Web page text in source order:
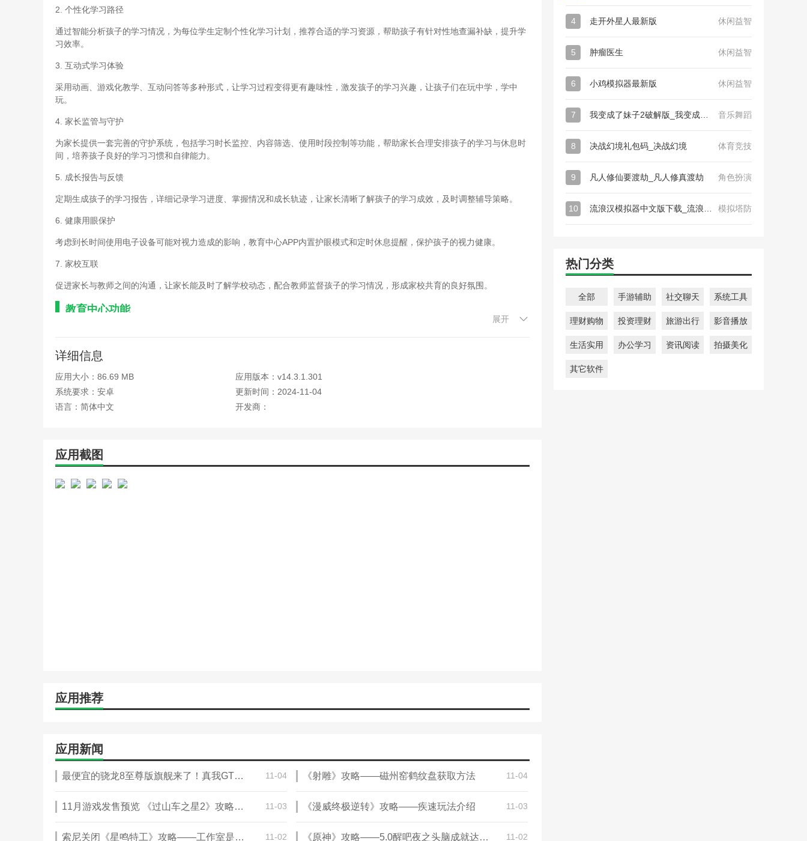
2. 个性化学习路径
通过智能分析孩子的学习情况，为每位学生定制个性化学习计划，推荐合适的学习资源，帮助孩子有针对性地查漏补缺，提升学
习效率。
3. 互动式学习体验
采用动画、游戏化教学、互动问答等多种形式，让学习过程变得更有趣味性，激发孩子的学习兴趣，让孩子们在玩中学，学中
玩。
4. 家长监管与守护
为家长提供一套完善的守护系统，包括学习时长监控、内容筛选、使用时段控制等功能，帮助家长合理安排孩子的学习与休息时
间，培养孩子良好的学习习惯和自律能力。
5. 成长报告与反馈
定期生成孩子的学习报告，详细记录学习进度、掌握情况和成长轨迹，让家长清晰了解孩子的学习成效，及时调整辅导策略。
6. 健康用眼保护
考虑到长时间使用电子设备可能对视力造成的影响，教育中心APP内置护眼模式和定时休息提醒，保护孩子的视力健康。
7. 家校互联
促进家长与教师之间的沟通，让家长能及时了解学校动态，配合教师监督孩子的学习情况，形成家校共育的良好氛围。
教育中心功能
家长只需轻轻一点，即可切换至专为孩子设计的学习桌面或儿童乐园模式，确保孩子接触到的内容均经过筛选，使用环境安全可
• 全面守护设置
细致入微的守护功能，覆盖使用时间限制、应用访问控制及内容筛选，为孩子营造健康的数字环境。
无论身在何处，家长都能通过远程设置和审批功能，灵活调控孩子的学习计划，并即时接收使用报告，全面掌握孩子的学习动
态。
• 多子女独立管理
容，让孩子在游玩中学习，在学习中成长。
• 快乐探索，全面发展
子奠定坚实的成长基石。
应用优势
- 提供多元化的在线学习课程，涵盖各个年龄段和学科范围
- 个性化学习计划，根据用户的学习偏好和水平推荐课程
- 实时在线答疑辅导服务，帮助用户解决学习中的问题
展开
详细信息
应用大小：86.69 MB
应用版本：v14.3.1.301
系统要求：安卓
更新时间：2024-11-04
语言：简体中文
开发商：
应用截图
应用推荐
应用新闻
最便宜的骁龙8至尊版旗舰来了！真我GT7 Pro定价在4000元以内 11-04 《射雕》攻略——磁州窑鹤纹盘获取方法 11-04
11月游戏发售预览 《过山车之星2》攻略——等 11-03 《漫威终极逆转》攻略——疾速玩法介绍 11-03
索尼关闭《星鸣特工》攻略——工作室是为了进一步垄断市场 11-02 《原神》攻略——5.0醒吧夜之头脑成就达成攻略 11-02
4 走开外星人最新版 休闲益智
5 肿瘤医生 休闲益智
6 小鸡模拟器最新版 休闲益智
7 音乐舞蹈
8 决战幻境礼包码_决战幻境 体育竞技
9 凡人修仙要渡劫_凡人修真渡劫 角色扮演
10 模拟塔防
热门分类
全部 手游辅助 社交聊天 系统工具
理财购物 投资理财 旅游出行 影音播放
生活实用 办公学习 资讯阅读 拍摄美化
其它软件